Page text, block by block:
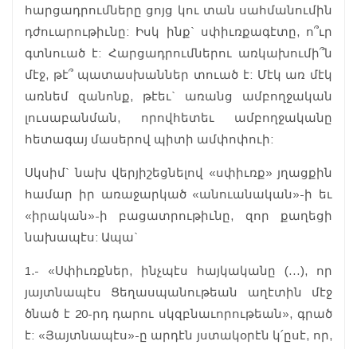
հարցադրումները ցոյց կու տան սահմանումին
դժուարութիւնը: Իսկ ինք` սփիւռքագէտը, ո՞ւր
գտնուած է: Հարցադրումներու առկախումի՞ն
մէջ, թէ՞ պատասխաններ տուած է: Մէկ առ մէկ
առնեմ զանոնք, թէեւ` առանց ամբողջական
լուսաբանման, որովհետեւ ամբողջականը
հետագայ մասերով պիտի ամփոփուի:
Սկսիմ` նախ վերյիշեցնելով «սփիւռք» յղացքին
համար իր առաջարկած «անուանական»-ի եւ
«իրական»-ի բացատրութիւնը, զոր քաղեցի
նախապէս: Ապա`
1.- «Սփիւռքներ, ինչպէս հայկականը (…), որ
յայտնապէս Ցեղասպանութեան աղէտին մէջ
ծնած է 20-րդ դարու սկզբնաւորութեան», գրած
է: «Յայտնապէս»-ը արդէն յստակօրէն կ՛ըսէ, որ,